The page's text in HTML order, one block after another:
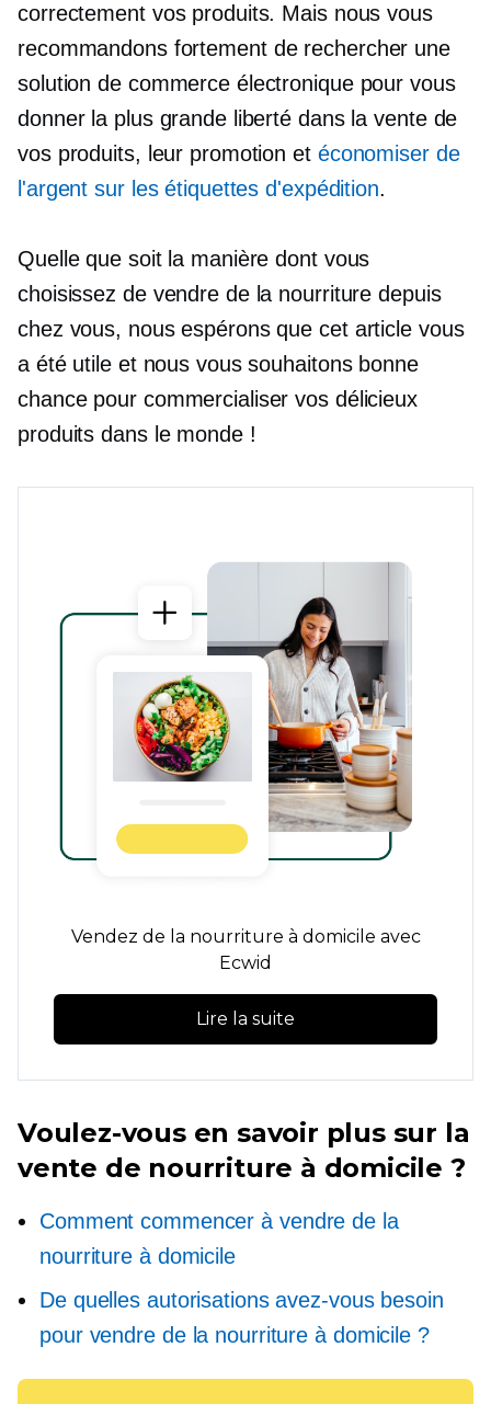
correctement vos produits. Mais nous vous
recommandons fortement de rechercher une
solution de commerce électronique pour vous
donner la plus grande liberté dans la vente de
vos produits, leur promotion et économiser de
l'argent sur les étiquettes d'expédition.
Quelle que soit la manière dont vous
choisissez de vendre de la nourriture depuis
chez vous, nous espérons que cet article vous
a été utile et nous vous souhaitons bonne
chance pour commercialiser vos délicieux
produits dans le monde !
Vendez de la nourriture à domicile avec
Ecwid
Lire la suite
Voulez-vous en savoir plus sur la
vente de nourriture à domicile ?
Comment commencer à vendre de la
nourriture à domicile
De quelles autorisations avez-vous besoin
pour vendre de la nourriture à domicile ?